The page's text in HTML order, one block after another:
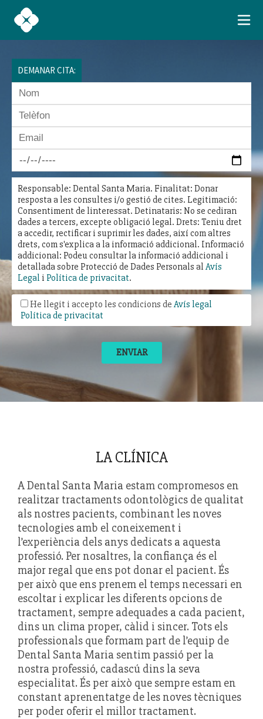
DEMANAR CITA:
Responsable: Dental Santa Maria. Finalitat: Donar
resposta a les consultes i/o gestió de cites. Legitimació:
Consentiment de linteressat. Detinataris: No se cediran
dades a tercers, excepte obligació legal. Drets: Teniu dret
a accedir, rectificar i suprimir les dades, així com altres
drets, com s'explica a la informació addicional. Informació
addicional: Podeu consultar la informació addicional i
detallada sobre Protecció de Dades Personals al Avís
Legal i Política de privacitat.
He llegit i accepto les condicions de Avís legal
Política de privacitat
ENVIAR
LA CLÍNICA
A Dental Santa Maria estam compromesos en
realitzar tractaments odontològics de qualitat
als nostres pacients, combinant les noves
tecnologies amb el coneixement i
l’experiència dels anys dedicats a aquesta
professió. Per nosaltres, la confiança és el
major regal que ens pot donar el pacient. És
per això que ens prenem el temps necessari en
escoltar i explicar les diferents opcions de
tractament, sempre adequades a cada pacient,
dins un clima proper, càlid i sincer. Tots els
professionals que formam part de l’equip de
Dental Santa Maria sentim passió per la
nostra professió, cadascú dins la seva
especialitat. És per això que sempre estam en
constant aprenentatge de les noves tècniques
per poder oferir el millor tractament.